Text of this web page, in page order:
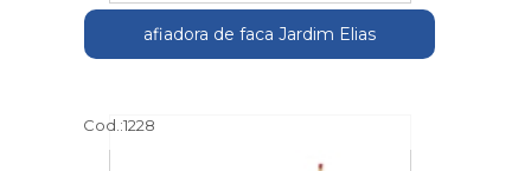
afiadora de faca Jardim Elias
Cod.:1228